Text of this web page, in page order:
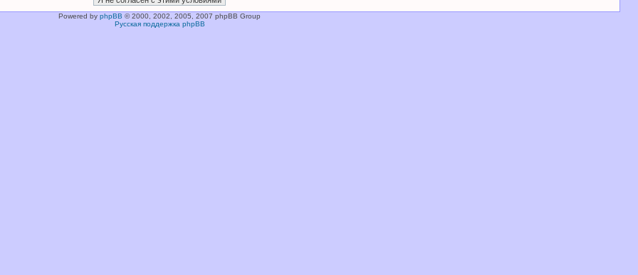
Powered by phpBB © 2000, 2002, 2005, 2007 phpBB Group
Русская поддержка phpBB